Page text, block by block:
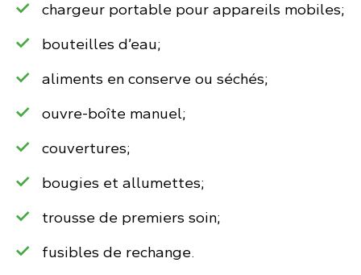
chargeur portable pour appareils mobiles;
bouteilles d’eau;
aliments en conserve ou séchés;
ouvre-boîte manuel;
couvertures;
bougies et allumettes;
trousse de premiers soin;
fusibles de rechange.